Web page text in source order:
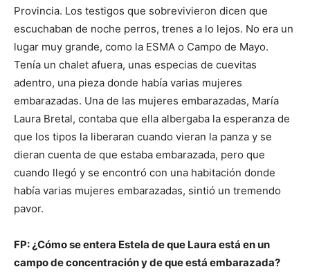
Provincia. Los testigos que sobrevivieron dicen que
escuchaban de noche perros, trenes a lo lejos. No era un
lugar muy grande, como la ESMA o Campo de Mayo.
Tenía un chalet afuera, unas especias de cuevitas
adentro, una pieza donde había varias mujeres
embarazadas. Una de las mujeres embarazadas, María
Laura Bretal, contaba que ella albergaba la esperanza de
que los tipos la liberaran cuando vieran la panza y se
dieran cuenta de que estaba embarazada, pero que
cuando llegó y se encontró con una habitación donde
había varias mujeres embarazadas, sintió un tremendo
pavor.
FP: ¿Cómo se entera Estela de que Laura está en un
campo de concentración y de que está embarazada?